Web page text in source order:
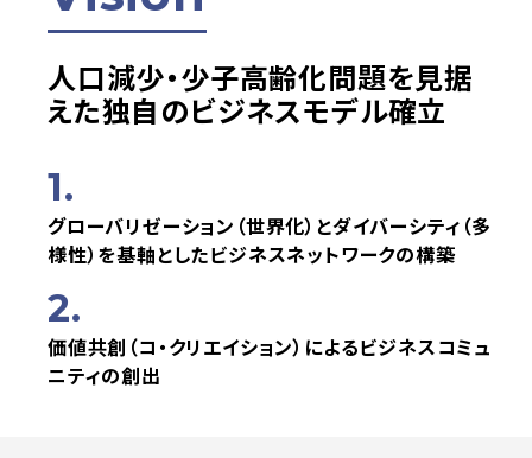
人口減少・少子高齢化問題を見据
えた独自のビジネスモデル確立
1.
グローバリゼーション（世界化）とダイバーシティ（多
様性）を基軸としたビジネスネットワークの構築
2.
価値共創（コ・クリエイション）によるビジネスコミュ
ニティの創出